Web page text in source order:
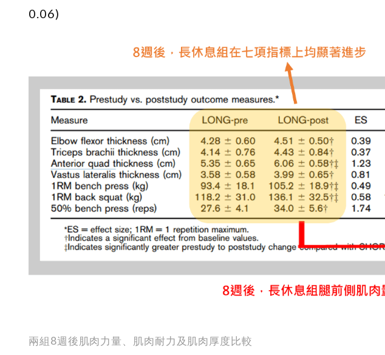
0.06)
兩組8週後肌肉力量、肌肉耐力及肌肉厚度比較